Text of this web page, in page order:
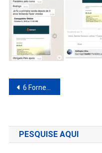
Navegação
Post
6 Fornecedores Dropshipping Nacional Grátis
PESQUISE AQUI